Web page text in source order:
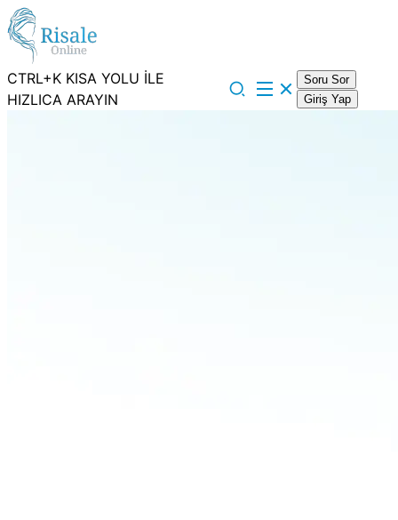
CTRL+K KISA YOLU İLE
HIZLICA ARAYIN
Soru Sor
Giriş Yap